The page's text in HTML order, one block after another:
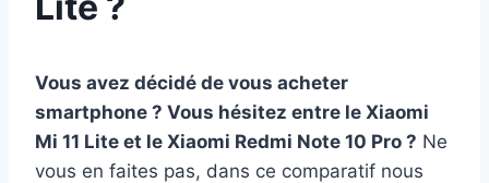
Vous avez décidé de vous acheter
smartphone ? Vous hésitez entre le Xiaomi
Mi 11 Lite et le Xiaomi Redmi Note 10 Pro ? Ne
vous en faites pas, dans ce comparatif nous